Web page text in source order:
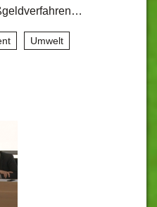
Umwelt